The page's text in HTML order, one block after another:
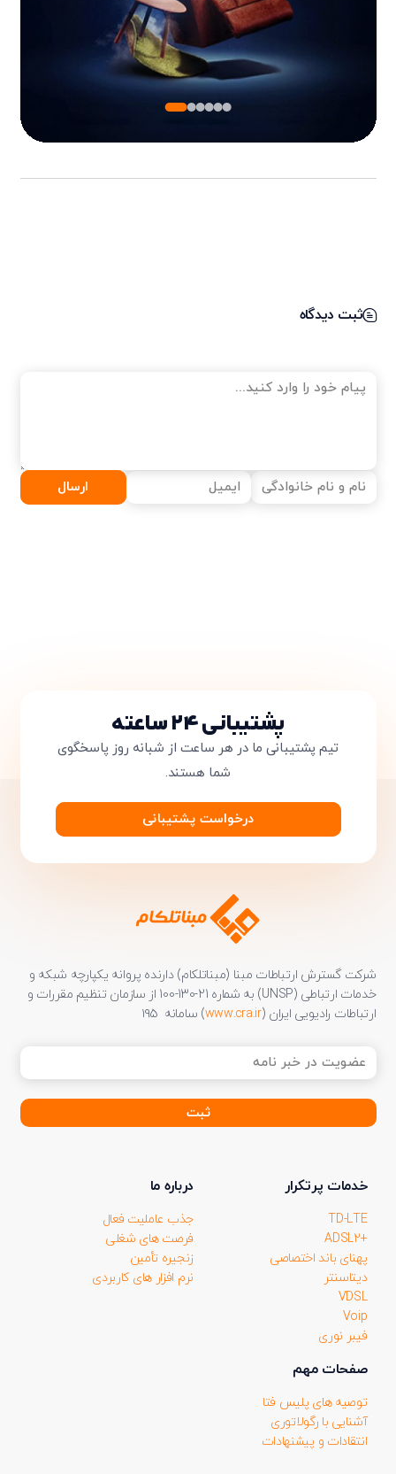
ثبت دیدگاه
ارسال
پشتیبانی ۲۴ ساعته
تیم پشتیبانی ما در هر ساعت از شبانه روز پاسخگوی
شما هستند.
درخواست پشتیبانی
شرکت گسترش ارتباطات مبنا (مبناتلکام) دارنده پروانه یکپارچه شبکه و
خدمات ارتباطی (UNSP) به شماره 21-130-100 از سازمان تنظیم مقررات و
ارتباطات رادیویی ایران (www.cra.ir) سامانه ۱۹۵
عضویت
در
خبر
نامه
خدمات پرتکرار
TD-LTE
+ADSL2
پهنای باند اختصاصی
دیتاسنتر
VDSL
Voip
فیبر نوری
درباره ما
جذب عاملیت فعال
فرصت های شغلی
زنجیره تأمین
نرم افزار های کاربردی
صفحات مهم
توصیه های پلیس فتا
آشنایی با رگولاتوری
انتقادات و پیشنهادات